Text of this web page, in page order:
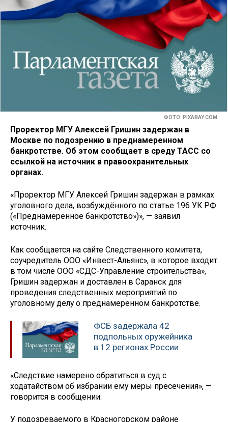
ФОТО: PIXABAY.COM
Проректор МГУ Алексей Гришин задержан в
Москве по подозрению в преднамеренном
банкротстве. Об этом сообщает в среду ТАСС со
ссылкой на источник в правоохранительных
органах.
«Проректор МГУ Алексей Гришин задержан в рамках
уголовного дела, возбуждённого по статье 196 УК РФ
(«Преднамеренное банкротство»)», — заявил
источник.
Как сообщается на сайте Следственного комитета,
соучредитель ООО «Инвест-Альянс», в которое входит
в том числе ООО «СДС-Управление строительства»,
Гришин задержан и доставлен в Саранск для
проведения следственных мероприятий по
уголовному делу о преднамеренном банкротстве.
ФСБ задержала 42
подпольных оружейника
в 12 регионах России
«Следствие намерено обратиться в суд с
ходатайством об избрании ему меры пресечения», —
говорится в сообщении.
У подозреваемого в Красногорском районе